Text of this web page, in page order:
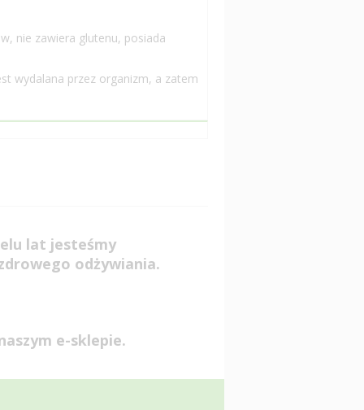
nie zawiera glutenu, posiada
wydalana przez organizm, a zatem
lat jesteśmy
odżywiania.
e-sklepie.